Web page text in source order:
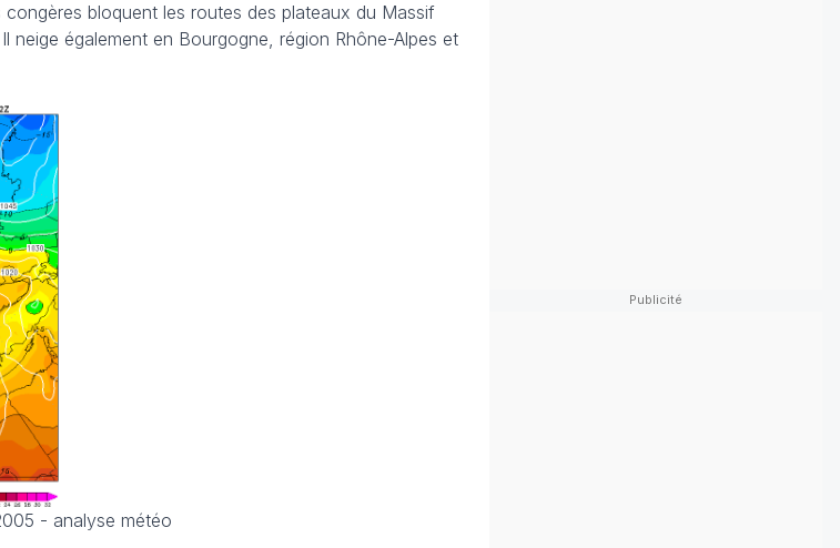
bloquent les routes des plateaux du Massif
neige également en Bourgogne, région Rhône-Alpes et
- analyse météo